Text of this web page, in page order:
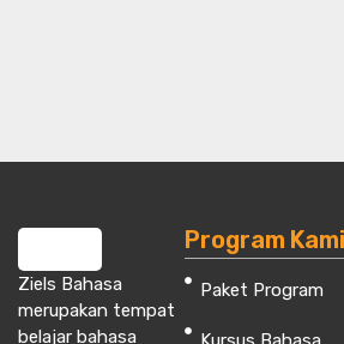
Ziels Bahasa
merupakan tempat
belajar bahasa
Program Kami
Paket Program